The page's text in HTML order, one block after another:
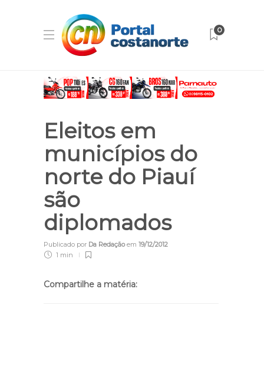
0
Eleitos em
municípios do
norte do Piauí
são
diplomados
Publicado por Da Redaçãoem 19/12/2012
1 min
Compartilhe a matéria: